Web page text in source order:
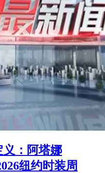
：阿塔娜
纽约时装周